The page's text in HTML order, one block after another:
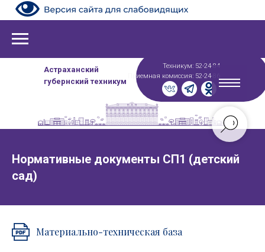
Астраханский
губернский техникум
Техникум: 52-24-84
Приемная комиссия: 52-24-86
Нормативные документы СП1 (детский
сад)
Материально-техническая база